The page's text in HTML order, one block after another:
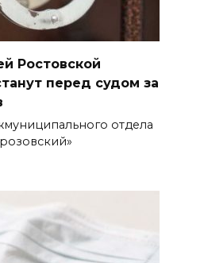
Ростовской
перед судом за
отдела